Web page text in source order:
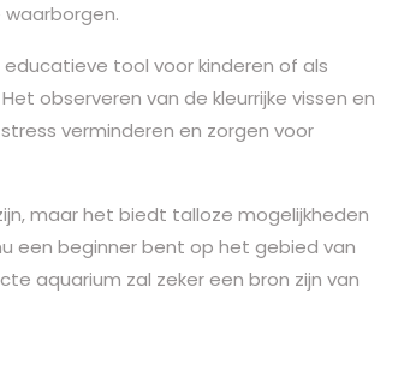
tool voor kinderen of als
observeren van de kleurrijke vissen en
verminderen en zorgen voor
maar het biedt talloze mogelijkheden
een beginner bent op het gebied van
aquarium zal zeker een bron zijn van